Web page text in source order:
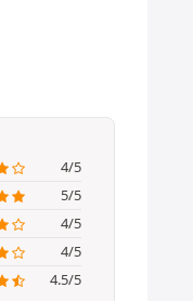
4/5
5/5
4/5
4/5
4.5/5